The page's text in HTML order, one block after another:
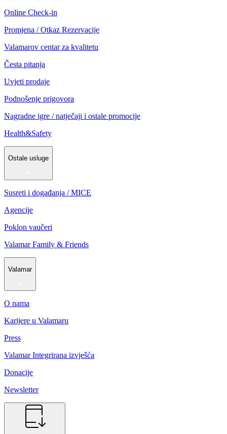
Online Check-in
Promjena / Otkaz Rezervacije
Valamarov centar za kvalitetu
Česta pitanja
Uvjeti prodaje
Podnošenje prigovora
Nagradne igre / natječaji i ostale promocije
Health&Safety
Ostale usluge
Susreti i događanja / MICE
Agencije
Poklon vaučeri
Valamar Family & Friends
Valamar
O nama
Karijere u Valamaru
Press
Valamar Integrirana izvješća
Donacije
Newsletter